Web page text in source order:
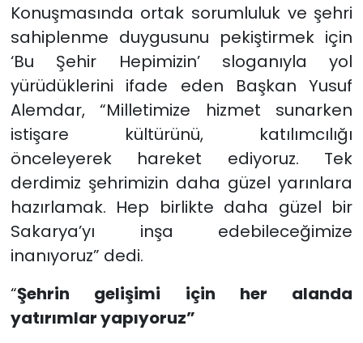
Konuşmasında ortak sorumluluk ve şehri
sahiplenme duygusunu pekiştirmek için
‘Bu Şehir Hepimizin’ sloganıyla yol
yürüdüklerini ifade eden Başkan Yusuf
Alemdar, “Milletimize hizmet sunarken
istişare kültürünü, katılımcılığı
önceleyerek hareket ediyoruz. Tek
derdimiz şehrimizin daha güzel yarınlara
hazırlamak. Hep birlikte daha güzel bir
Sakarya’yı inşa edebileceğimize
inanıyoruz” dedi.
“Şehrin gelişimi için her alanda
yatırımlar yapıyoruz”